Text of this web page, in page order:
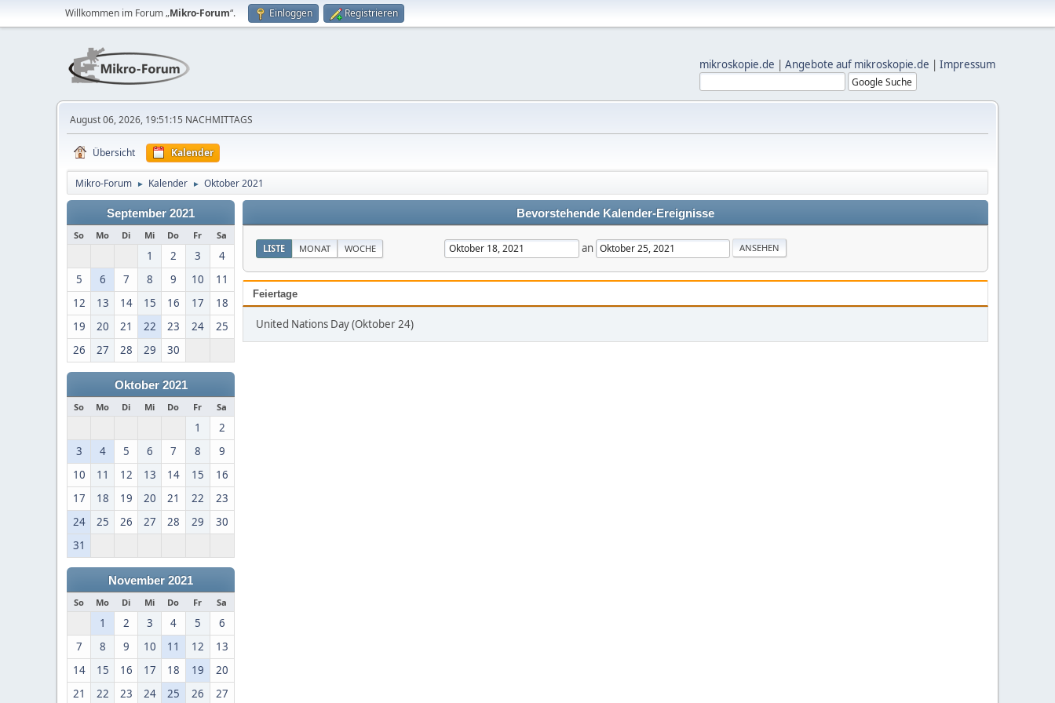
Willkommen im Forum „Mikro-Forum“. Einloggen Registrieren
mikroskopie.de | Angebote auf mikroskopie.de | Impressum
August 06, 2026, 19:51:15 NACHMITTAGS
Übersicht Kalender
Mikro-Forum ► Kalender ► Oktober 2021
September 2021
So Mo Di Mi Do Fr Sa
1 2 3
4
5
6 7 8 9 10
11
12
13 14 15 16 17
18
19
20 21 22 23 24
25
26
27 28 29 30
Oktober 2021
So Mo Di Mi Do Fr Sa
1
2
3
4 5 6 7 8
9
10
11 12 13 14 15
16
17
18 19 20 21 22
23
24
25 26 27 28 29
30
31
November 2021
So Mo Di Mi Do Fr Sa
1 2 3 4 5
6
7
8 9 10 11 12
13
14
15 16 17 18 19
20
21
22 23 24 25 26 27
Bevorstehende Kalender-Ereignisse
LISTE MONAT WOCHE an
Feiertage
United Nations Day (Oktober 24)